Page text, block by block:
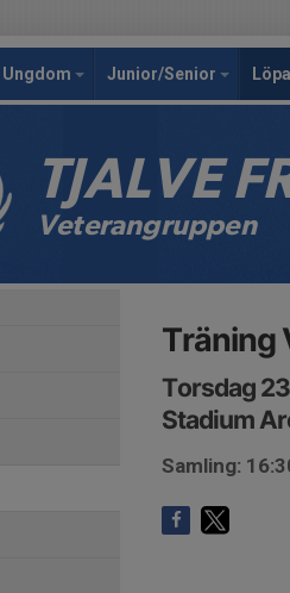
Ungdom Junior/Senior
TJALVE
Veterangruppen
Träning
Torsdag
Stadium
Samling: